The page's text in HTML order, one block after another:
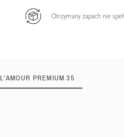
Otrzymany zapach nie
L'AMOUR PREMIUM 35